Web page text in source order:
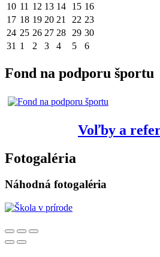
10 11 12 13 14 15 16
17 18 19 20 21 22 23
24 25 26 27 28 29 30
31 1 2 3 4 5 6
Fond na podporu športu
Voľby a
Fotogaléria
Náhodná fotogaléria